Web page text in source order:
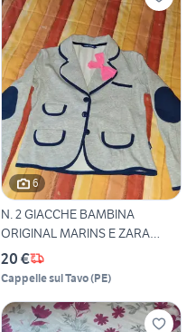
6
N. 2 GIACCHE BAMBINA
ORIGINAL MARINS E ZARA
GIRLS
20 €
Cappelle sul Tavo(PE)